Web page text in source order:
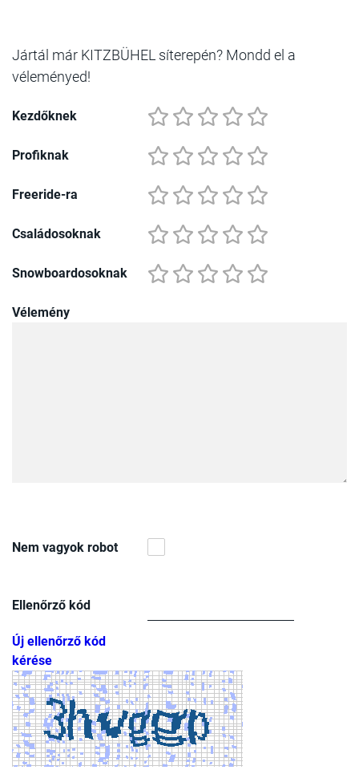
Jártál már KITZBÜHEL síterepén? Mondd el a
véleményed!
Kezdőknek
Profiknak
Freeride-ra
Családosoknak
Snowboardosoknak
Vélemény
Nem vagyok robot
Ellenőrző kód
Új ellenőrző kód
kérése